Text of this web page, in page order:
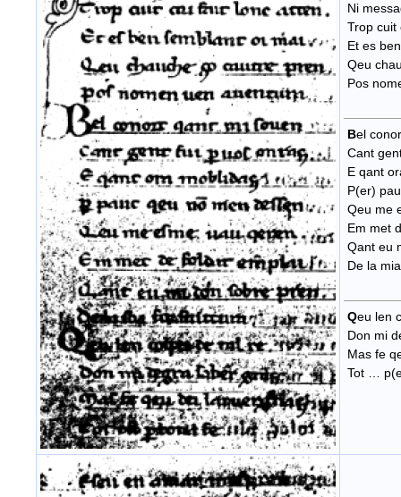
Ni
Trop cuit
Et es
Qeu
Pos
Bel
Cant
E qant
P(er)
Qeu me
Em met
Qant eu
De la
Qeu len
Don mi
Mas fe
Tot …